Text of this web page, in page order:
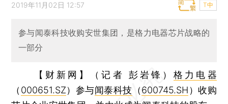
2019年11月02日 12:57 T中
参与闻泰科技收购安世集团，是格力电器芯片战略的
一部分
【财新网】（记者 彭岩锋）格力电器
（ 000651.SZ）参与闻泰科技 （600745.SH ）收购